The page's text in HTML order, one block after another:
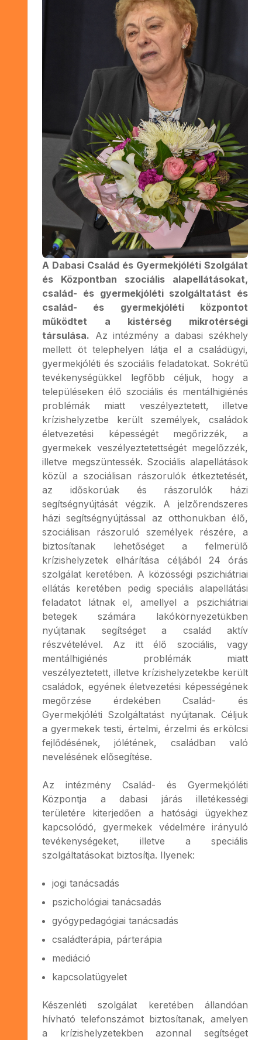
A Dabasi Család és Gyermekjóléti Szolgálat
és Központban szociális alapellátásokat,
család- és gyermekjóléti szolgáltatást és
család- és gyermekjóléti központot
működtet a kistérség mikrotérségi
társulása. Az intézmény a dabasi székhely
mellett öt telephelyen látja el a családügyi,
gyermekjóléti és szociális feladatokat. Sokrétű
tevékenységükkel legfőbb céljuk, hogy a
településeken élő szociális és mentálhigiénés
problémák miatt veszélyeztetett, illetve
krízishelyzetbe került személyek, családok
életvezetési képességét megőrizzék, a
gyermekek veszélyeztetettségét megelőzzék,
illetve megszüntessék. Szociális alapellátások
közül a szociálisan rászorulók étkeztetését,
az időskorúak és rászorulók házi
segítségnyújtását végzik. A jelzőrendszeres
házi segítségnyújtással az otthonukban élő,
szociálisan rászoruló személyek részére, a
biztosítanak lehetőséget a felmerülő
krízishelyzetek elhárítása céljából 24 órás
szolgálat keretében. A közösségi pszichiátriai
ellátás keretében pedig speciális alapellátási
feladatot látnak el, amellyel a pszichiátriai
betegek számára lakókörnyezetükben
nyújtanak segítséget a család aktív
részvételével. Az itt élő szociális, vagy
mentálhigiénés problémák miatt
veszélyeztetett, illetve krízishelyzetekbe került
családok, egyének életvezetési képességének
megőrzése érdekében Család- és
Gyermekjóléti Szolgáltatást nyújtanak. Céljuk
a gyermekek testi, értelmi, érzelmi és erkölcsi
fejlődésének, jólétének, családban való
nevelésének elősegítése.
Az intézmény Család- és Gyermekjóléti
Központja a dabasi járás illetékességi
területére kiterjedően a hatósági ügyekhez
kapcsolódó, gyermekek védelmére irányuló
tevékenységeket, illetve a speciális
szolgáltatásokat biztosítja. Ilyenek:
jogi tanácsadás
pszichológiai tanácsadás
gyógypedagógiai tanácsadás
családterápia, párterápia
mediáció
kapcsolatügyelet
Készenléti szolgálat keretében állandóan
hívható telefonszámot biztosítanak, amelyen
a krízishelyzetekben azonnal segítséget